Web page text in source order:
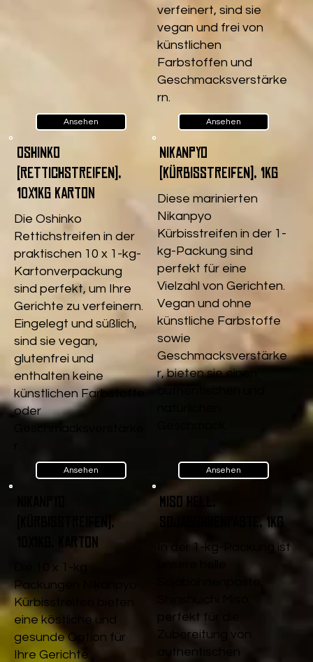
Ansehen
verfeinert, sind sie
vegan und frei von
künstlichen
Farbstoffen und
Geschmacksverstärke
rn.
Ansehen
Oshinko
(Rettichstreifen),
10x1kg Karton
Die Oshinko
Rettichstreifen in der
praktischen 10 x 1-kg-
Kartonverpackung
sind perfekt, um Ihre
Gerichte zu verfeinern.
Eingelegt und süßlich,
sind sie vegan,
glutenfrei und
enthalten keine
künstlichen Farbstoffe
oder
Ansehen
Nikanpyo
(Kürbisstreifen), 1kg
Diese marinierten
Nikanpyo
Kürbisstreifen in der 1-
kg-Packung sind
perfekt für eine
Vielzahl von Gerichten.
Vegan und ohne
künstliche Farbstoffe
sowie
Geschmacksverstärke
r, bieten sie einen
Ansehen
(Kürbisstreifen),
10x1kg, Karton
Die 10 x 1-kg
Packungen Nikanpyo
Kürbisstreifen bieten
eine köstliche und
gesunde Option für
Ihre Gerichte.
Miso Hell,
Sojabohnenpaste, 1kg
In der 1-kg-Packung ist
perfekt für die
Zubereitung von
authentischen